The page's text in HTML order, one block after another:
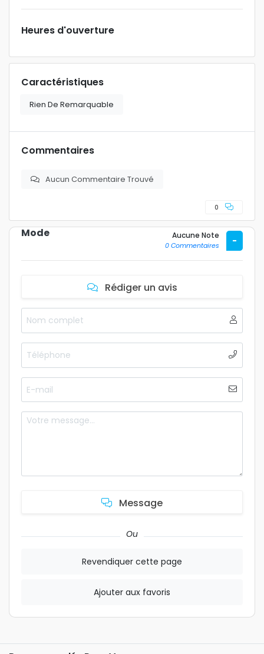
Heures d'ouverture
Caractéristiques
Rien De Remarquable
Commentaires
Aucun Commentaire Trouvé
0
Mode Aucune Note
0 Commentaires -
Rédiger un avis
Message
Ou
Revendiquer cette page
Ajouter aux favoris